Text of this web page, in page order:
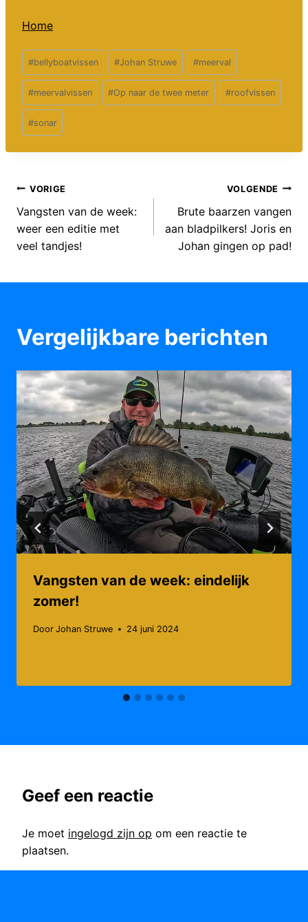
Home
Bericht
tags:
#bellyboatvissen #Johan Struwe #meerval
#meervalvissen #Op naar de twee meter #roofvissen
#sonar
Bericht
navigatie
VORIGE
Vangsten van de week:
weer een editie met
veel tandjes!
VOLGENDE
Brute baarzen vangen
aan bladpilkers! Joris en
Johan gingen op pad!
Vergelijkbare berichten
Vangsten van de week: eindelijk
zomer!
Door Johan Struwe 24 juni 2024
Geef een reactie
Je moet ingelogd zijn op om een reactie te
plaatsen.